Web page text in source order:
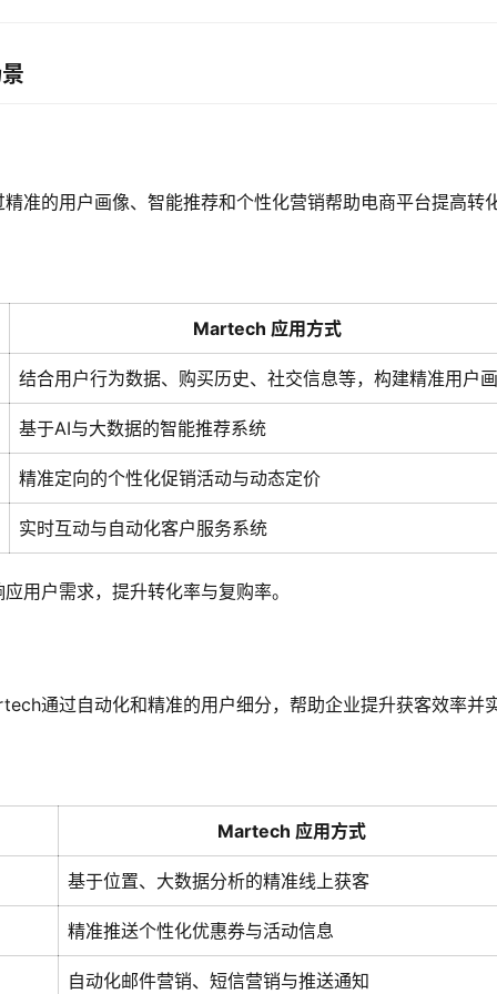
准的用户画像、智能推荐和个性化营销帮助电商平台提高转
Martech 应用方式
结合用户行为数据、购买历史、社交信息等，构建精准用户
基于AI与大数据的智能推荐系统
精准定向的个性化促销活动与动态定价
实时互动与自动化客户服务系统
用户需求，提升转化率与复购率。
通过自动化和精准的用户细分，帮助企业提升获客效率并
Martech 应用方式
基于位置、大数据分析的精准线上获客
精准推送个性化优惠券与活动信息
自动化邮件营销、短信营销与推送通知